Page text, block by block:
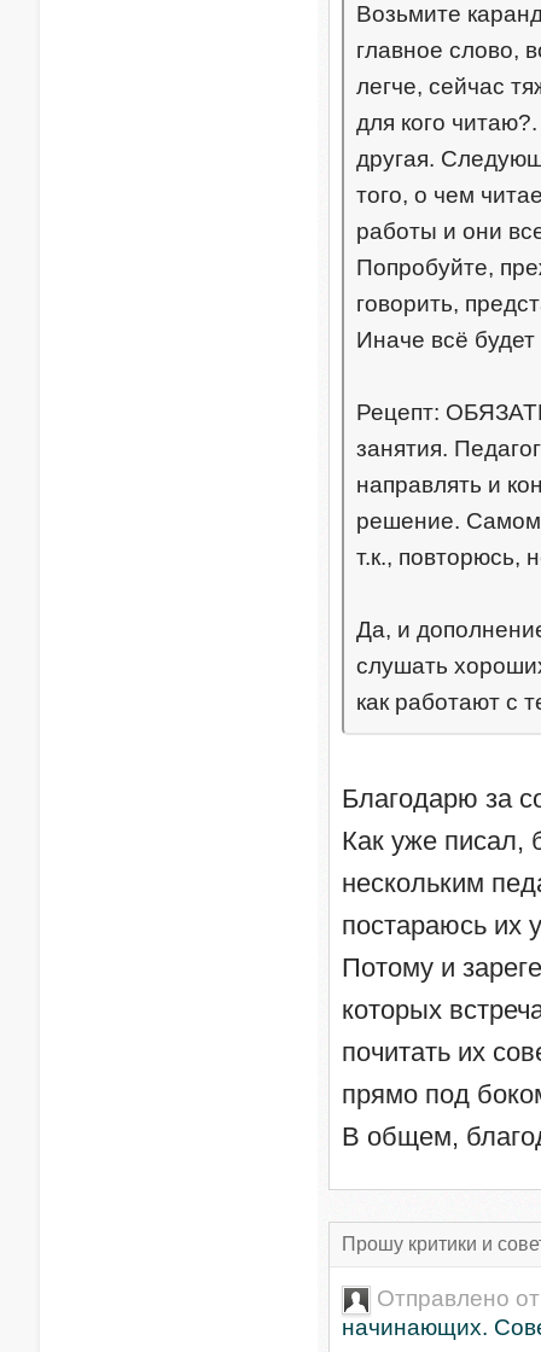
Возьмите
главное слово,
легче, сейчас
для кого
другая.
того, о чем
работы и они
Попробуйте,
говорить,
Иначе всё
Рецепт:
занятия.
направлять и
решение.
т.к., повторюсь,
Да, и
слушать
как работают с
Благодарю за
Как уже писал,
нескольким
постараюсь их
Потому и
которых
почитать их
прямо под
В общем,
Прошу критики и
Отправлено
начинающих.